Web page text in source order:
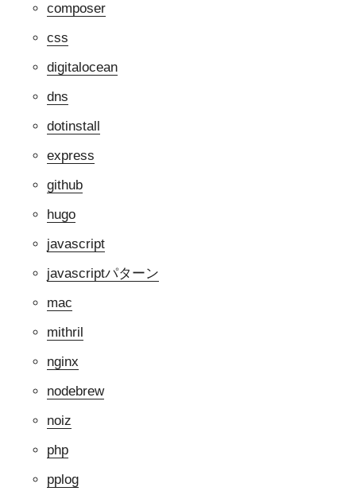
composer
css
digitalocean
dns
dotinstall
express
github
hugo
javascript
javascriptパターン
mac
mithril
nginx
nodebrew
noiz
php
pplog